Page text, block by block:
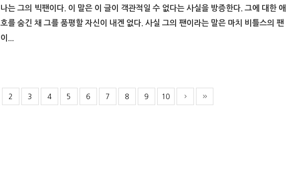
나는 그의 빅팬이다. 이 말은 이 글이 객관적일 수 없다는 사실을 방증한다. 그에 대한 애
호를 숨긴 채 그를 품평할 자신이 내겐 없다. 사실 그의 팬이라는 말은 마치 비틀스의 팬
이...
2 3 4 5 6 7 8 9 10